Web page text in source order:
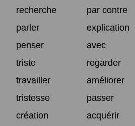
recherche
par contre
parler
explication
penser
avec
triste
regarder
travailler
améliorer
tristesse
passer
création
acquérir